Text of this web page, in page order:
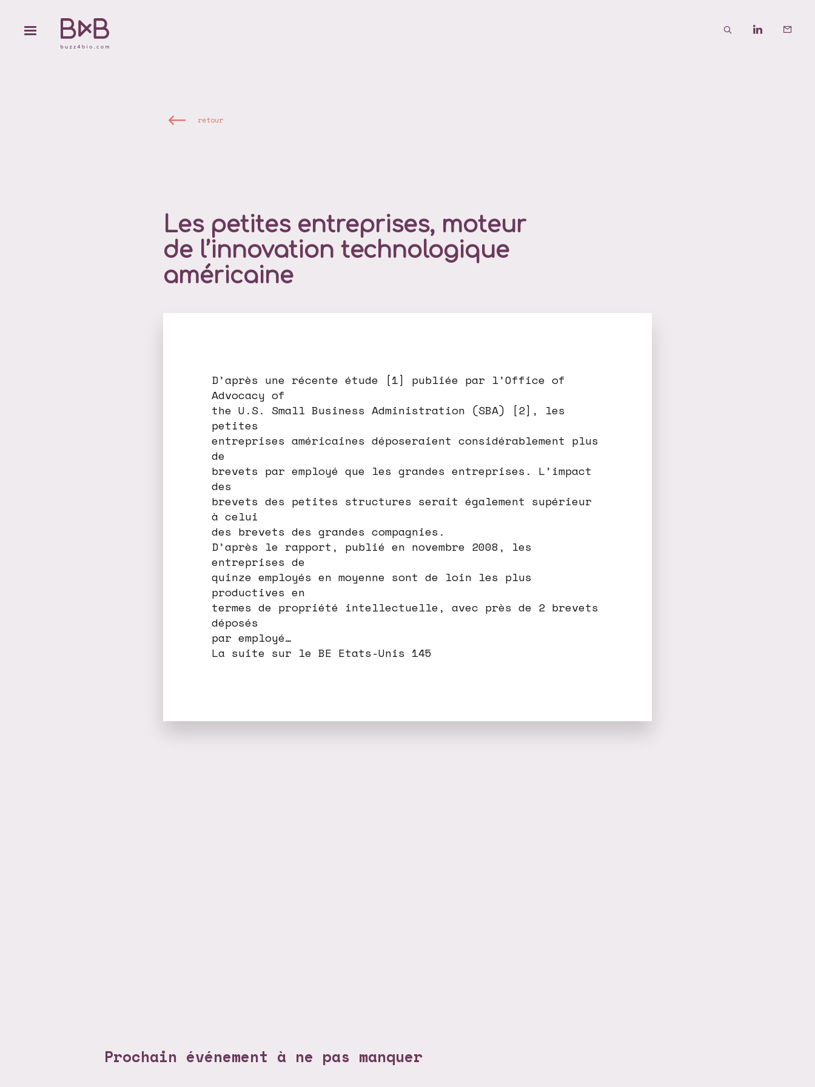
retour
Les petites entreprises, moteur
de l’innovation technologique
américaine
D’après une récente étude [1] publiée par l’Office of
Advocacy of
the U.S. Small Business Administration (SBA) [2], les
petites
entreprises américaines déposeraient considérablement plus
de
brevets par employé que les grandes entreprises. L’impact
des
brevets des petites structures serait également supérieur
à celui
des brevets des grandes compagnies.
D’après le rapport, publié en novembre 2008, les
entreprises de
quinze employés en moyenne sont de loin les plus
productives en
termes de propriété intellectuelle, avec près de 2 brevets
déposés
par employé…
La suite sur le BE Etats-Unis 145
Prochain événement à ne pas manquer